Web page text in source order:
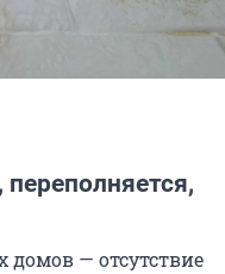
переполняется,
домов — отсутствие